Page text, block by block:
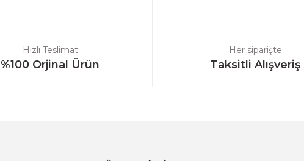
Hızlı Teslimat
%100 Orjinal Ürün
Her siparişte
Taksitli Alışveriş